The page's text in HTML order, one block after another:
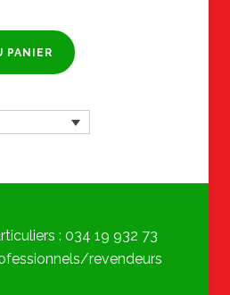
PANIER
: 034 19 932 73
revendeurs